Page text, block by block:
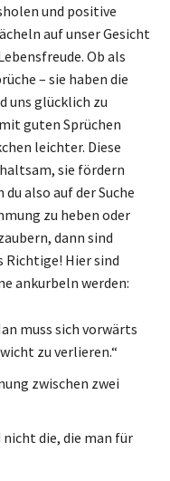
und positive
auf unser Gesicht
Ob als
– sie haben die
uns glücklich zu
guten Sprüchen
leichter. Diese
sie fördern
du also auf der Suche
zu heben oder
dann sind
Richtige! Hier sind
ankurbeln werden:
muss sich vorwärts
zu verlieren.“
zwischen zwei
nicht die, die man für